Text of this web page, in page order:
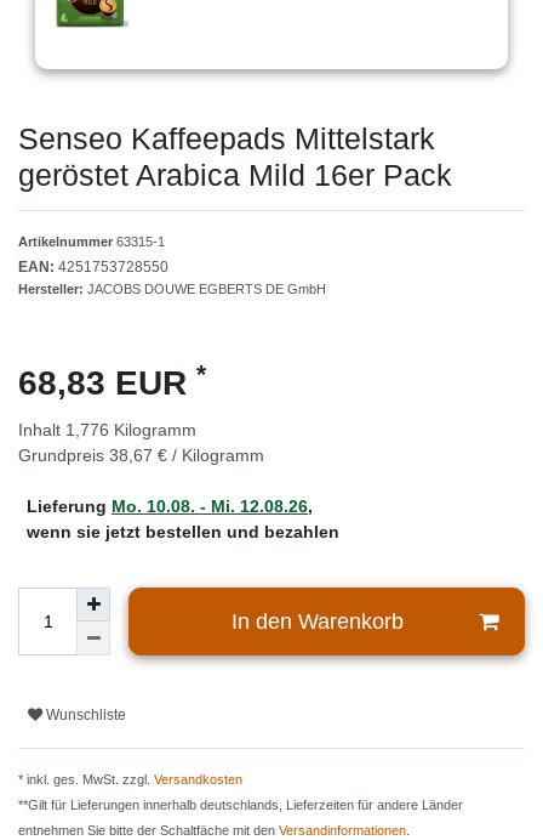
Senseo Kaffeepads Mittelstark
geröstet Arabica Mild 16er Pack
Artikelnummer 63315-1
EAN: 4251753728550
Hersteller: JACOBS DOUWE EGBERTS DE GmbH
68,83 EUR *
Inhalt 1,776 Kilogramm
Grundpreis 38,67 € / Kilogramm
Lieferung Mo. 10.08. - Mi. 12.08.26,
wenn sie jetzt bestellen und bezahlen
In den Warenkorb
Wunschliste
* inkl. ges. MwSt. zzgl. Versandkosten
**Gilt für Lieferungen innerhalb deutschlands, Lieferzeiten für andere Länder
entnehmen Sie bitte der Schaltfäche mit den Versandinformationen